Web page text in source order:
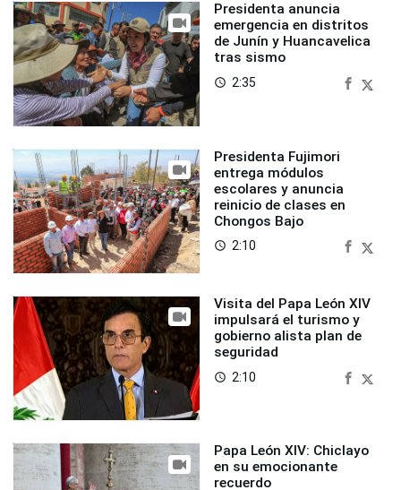
Presidenta anuncia
emergencia en distritos
de Junín y Huancavelica
tras sismo
access_time 2:35
Presidenta Fujimori
entrega módulos
escolares y anuncia
reinicio de clases en
Chongos Bajo
access_time 2:10
Visita del Papa León XIV
impulsará el turismo y
gobierno alista plan de
seguridad
access_time 2:10
Papa León XIV: Chiclayo
en su emocionante
recuerdo